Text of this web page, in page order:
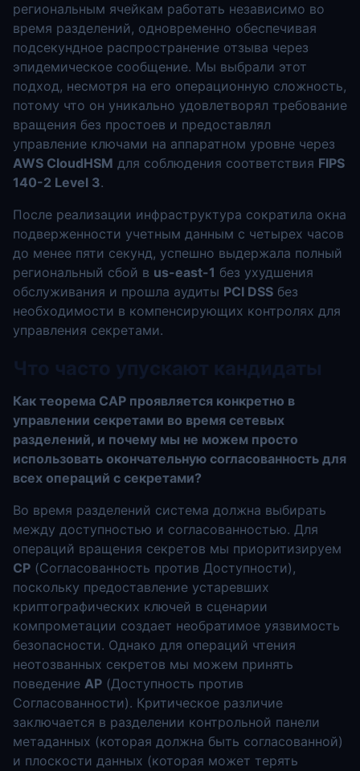
региональным ячейкам работать независимо во
время разделений, одновременно обеспечивая
подсекундное распространение отзыва через
эпидемическое сообщение. Мы выбрали этот
подход, несмотря на его операционную сложность,
потому что он уникально удовлетворял требование
вращения без простоев и предоставлял
управление ключами на аппаратном уровне через
AWS CloudHSM для соблюдения соответствия FIPS
140-2 Level 3.
После реализации инфраструктура сократила окна
подверженности учетным данным с четырех часов
до менее пяти секунд, успешно выдержала полный
региональный сбой в us-east-1 без ухудшения
обслуживания и прошла аудиты PCI DSS без
необходимости в компенсирующих контролях для
управления секретами.
Что часто упускают кандидаты
Как теорема CAP проявляется конкретно в
управлении секретами во время сетевых
разделений, и почему мы не можем просто
использовать окончательную согласованность для
всех операций с секретами?
Во время разделений система должна выбирать
между доступностью и согласованностью. Для
операций вращения секретов мы приоритизируем
CP (Согласованность против Доступности),
поскольку предоставление устаревших
криптографических ключей в сценарии
компрометации создает необратимое уязвимость
безопасности. Однако для операций чтения
неотозванных секретов мы можем принять
поведение AP (Доступность против
Согласованности). Критическое различие
заключается в разделении контрольной панели
метаданных (которая должна быть согласованной)
и плоскости данных (которая может терять